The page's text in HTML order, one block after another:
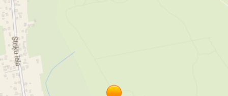
Autoevakuācija Brocēnos
Autoevakuācija Vārmē
Autoevakuācija Aucē